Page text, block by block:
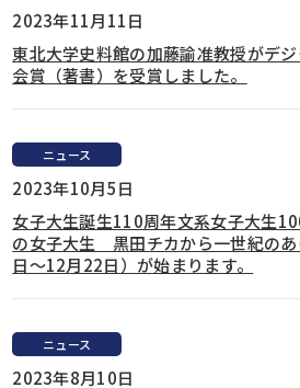
2023年11月11日
東北大学史料館の加藤諭准教授がデ
会賞（著書）を受賞しました。
ニュース
2023年10月5日
女子大生誕生110周年文系女子大生
の女子大生 黒田チカから一世紀の
日～12月22日）が始まります。
ニュース
2023年8月10日